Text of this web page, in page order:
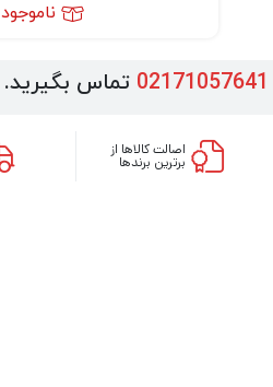
ناموجود
02171057641 تماس بگیرید.
اصالت کالاها از
برترین برندها